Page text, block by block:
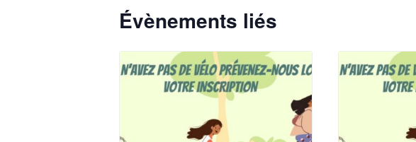
Évènements liés